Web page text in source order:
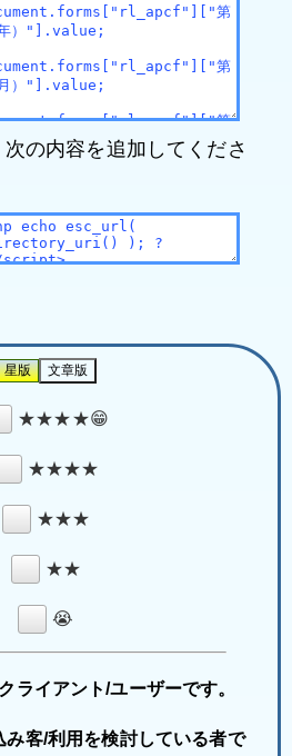
次の内容を追加してくださ
★★★★😁
★★★★
★★★
★★
😭
ライアント/ユーザーです。
み客/利用を検討している者で